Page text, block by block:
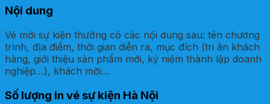
Nội dung
Vé mời sự kiện thường có các nội dung sau: tên chương
trình, địa điểm, thời gian diễn ra, mục đích (tri ân khách
hàng, giới thiệu sản phẩm mới, kỷ niệm thành lập doanh
nghiệp…), khách mời…
Số lượng in vé sự kiện Hà Nội